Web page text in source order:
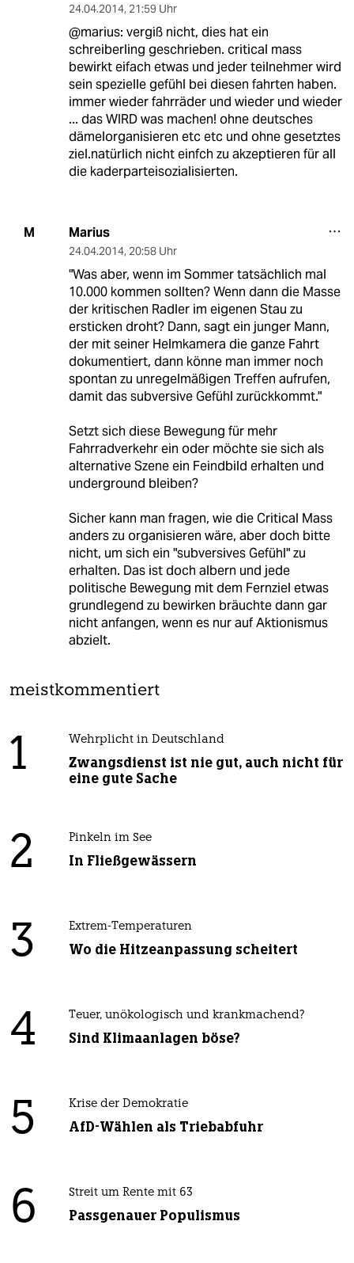
24.04.2014, 21:59 Uhr
@marius: vergiß nicht, dies hat ein
schreiberling geschrieben. critical mass
bewirkt eifach etwas und jeder teilnehmer wird
sein spezielle gefühl bei diesen fahrten haben.
immer wieder fahrräder und wieder und wieder
... das WIRD was machen! ohne deutsches
dämelorganisieren etc etc und ohne gesetztes
ziel.natürlich nicht einfch zu akzeptieren für all
die kaderparteisozialisierten.
M Marius
24.04.2014, 20:58 Uhr
"Was aber, wenn im Sommer tatsächlich mal
10.000 kommen sollten? Wenn dann die Masse
der kritischen Radler im eigenen Stau zu
ersticken droht? Dann, sagt ein junger Mann,
der mit seiner Helmkamera die ganze Fahrt
dokumentiert, dann könne man immer noch
spontan zu unregelmäßigen Treffen aufrufen,
damit das subversive Gefühl zurückkommt."
Setzt sich diese Bewegung für mehr
Fahrradverkehr ein oder möchte sie sich als
alternative Szene ein Feindbild erhalten und
underground bleiben?
Sicher kann man fragen, wie die Critical Mass
anders zu organisieren wäre, aber doch bitte
nicht, um sich ein "subversives Gefühl" zu
erhalten. Das ist doch albern und jede
politische Bewegung mit dem Fernziel etwas
grundlegend zu bewirken bräuchte dann gar
nicht anfangen, wenn es nur auf Aktionismus
abzielt.
meistkommentiert
1 Wehrplicht in Deutschland
Zwangsdienst ist nie gut, auch nicht für
eine gute Sache
2 Pinkeln im See
In Fließgewässern
3 Extrem-Temperaturen
Wo die Hitzeanpassung scheitert
4 Teuer, unökologisch und krankmachend?
Sind Klimaanlagen böse?
5 Krise der Demokratie
AfD-Wählen als Triebabfuhr
6 Streit um Rente mit 63
Passgenauer Populismus